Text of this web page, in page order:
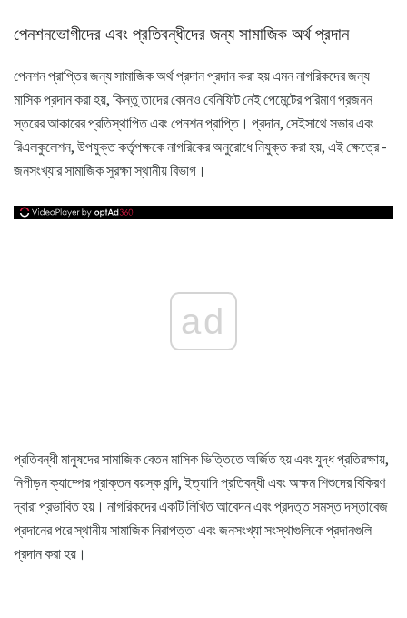
পেনশনভোগীদের এবং প্রতিবন্ধীদের জন্য সামাজিক অর্থ প্রদান
পেনশন প্রাপ্তির জন্য সামাজিক অর্থ প্রদান প্রদান করা হয় এমন নাগরিকদের জন্য
মাসিক প্রদান করা হয়, কিন্তু তাদের কোনও বেনিফিট নেই পেমেন্টের পরিমাণ প্রজনন
স্তরের আকারের প্রতিস্থাপিত এবং পেনশন প্রাপ্তি। প্রদান, সেইসাথে সভার এবং
রিএলকুলেশন, উপযুক্ত কর্তৃপক্ষকে নাগরিকের অনুরোধে নিযুক্ত করা হয়, এই ক্ষেত্রে -
জনসংখ্যার সামাজিক সুরক্ষা স্থানীয় বিভাগ।
ad
প্রতিবন্ধী মানুষদের সামাজিক বেতন মাসিক ভিত্তিতে অর্জিত হয় এবং যুদ্ধ প্রতিরক্ষায়,
নিপীড়ন ক্যাম্পের প্রাক্তন বয়স্ক বন্দি, ইত্যাদি প্রতিবন্ধী এবং অক্ষম শিশুদের বিকিরণ
দ্বারা প্রভাবিত হয়। নাগরিকদের একটি লিখিত আবেদন এবং প্রদত্ত সমস্ত দস্তাবেজ
প্রদানের পরে স্থানীয় সামাজিক নিরাপত্তা এবং জনসংখ্যা সংস্থাগুলিকে প্রদানগুলি
প্রদান করা হয়।